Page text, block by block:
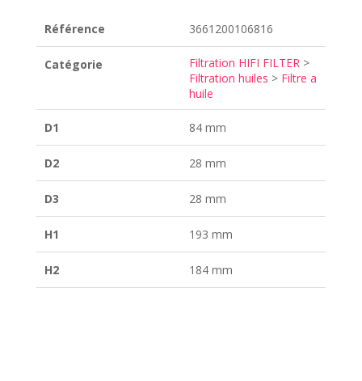
Référence 3661200106816
Catégorie Filtration HIFI FILTER>
Filtration huiles > Filtre a
huile
D1 84 mm
D2 28 mm
D3 28 mm
H1 193 mm
H2 184 mm